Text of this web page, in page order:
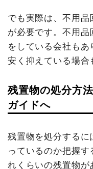
でも実際は、不用
が必要です。不用
をしている会社も
安く抑えている場合
残置物の処分方
ガイドへ
残置物を処分する
っているのか把握
れくらいの残置物